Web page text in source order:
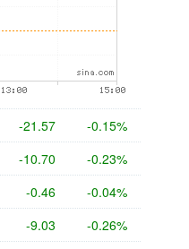
-21.57 -0.15%
-10.70 -0.23%
-0.46 -0.04%
-9.03 -0.26%